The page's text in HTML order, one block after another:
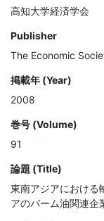
高知大学経済学会
Publisher
The Economic
掲載年 (Year)
2008
巻号 (Volume)
91
論題 (Title)
東南アジアにおけ
アのバーム油関連